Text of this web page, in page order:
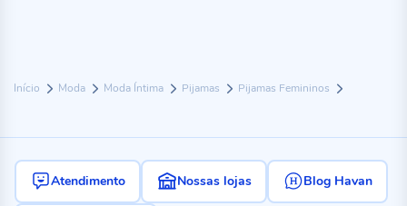
Início Moda Moda Íntima Pijamas Pijamas Femininos
Atendimento Nossas lojas Blog Havan